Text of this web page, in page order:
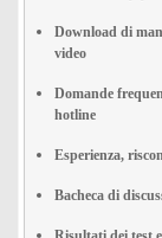
Download di
video
Domande
hotline
Esperienza,
Bacheca di